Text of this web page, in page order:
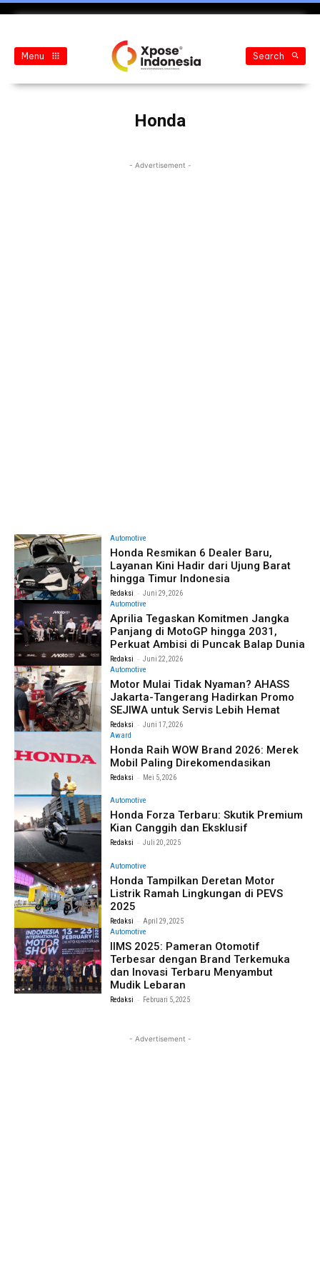
Menu Search
Honda
- Advertisement -
Automotive
Honda Resmikan 6 Dealer Baru,
Layanan Kini Hadir dari Ujung Barat
hingga Timur Indonesia
Redaksi - Juni 29, 2026
Automotive
Aprilia Tegaskan Komitmen Jangka
Panjang di MotoGP hingga 2031,
Perkuat Ambisi di Puncak Balap Dunia
Redaksi - Juni 22, 2026
Automotive
Motor Mulai Tidak Nyaman? AHASS
Jakarta-Tangerang Hadirkan Promo
SEJIWA untuk Servis Lebih Hemat
Redaksi - Juni 17, 2026
Award
Honda Raih WOW Brand 2026: Merek
Mobil Paling Direkomendasikan
Redaksi - Mei 5, 2026
Automotive
Honda Forza Terbaru: Skutik Premium
Kian Canggih dan Eksklusif
Redaksi - Juli 20, 2025
Automotive
Honda Tampilkan Deretan Motor
Listrik Ramah Lingkungan di PEVS
2025
Redaksi - April 29, 2025
Automotive
IIMS 2025: Pameran Otomotif
Terbesar dengan Brand Terkemuka
dan Inovasi Terbaru Menyambut
Mudik Lebaran
Redaksi - Februari 5, 2025
- Advertisement -